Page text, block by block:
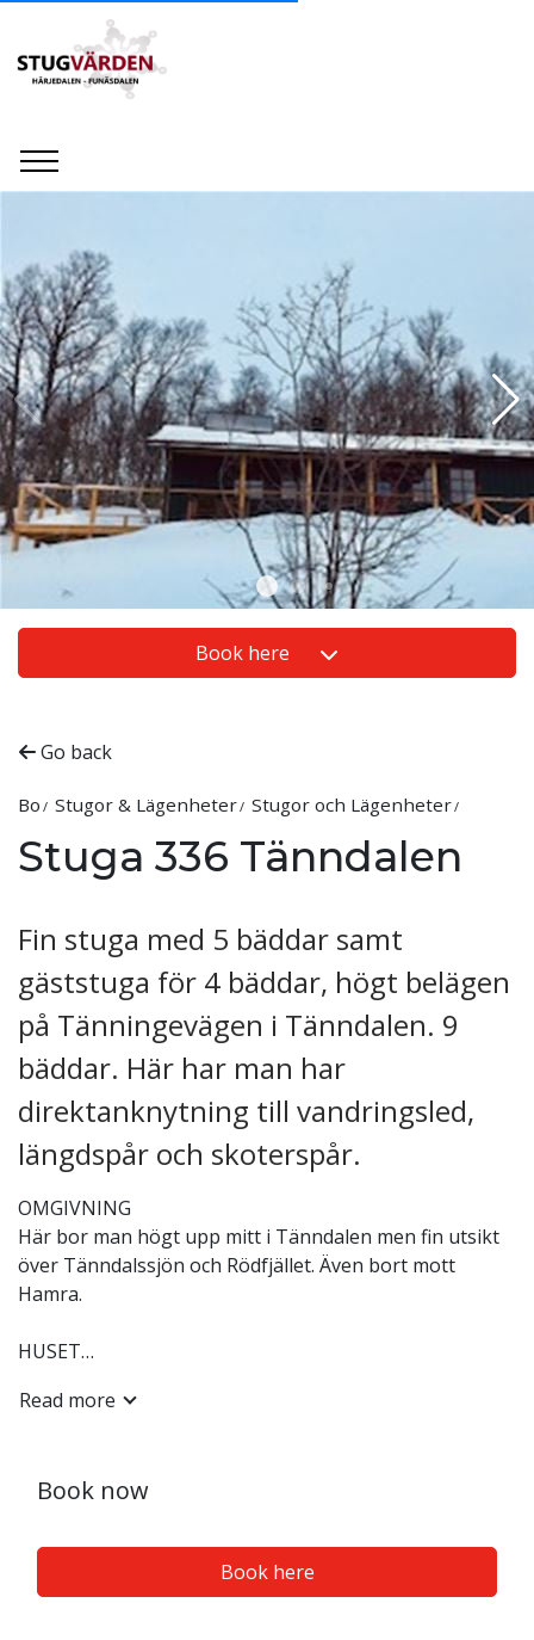
Book here
Go back
Bo Stugor & Lägenheter Stugor och Lägenheter
Stuga 336 Tänndalen
Fin stuga med 5 bäddar samt
gäststuga för 4 bäddar, högt belägen
på Tänningevägen i Tänndalen. 9
bäddar. Här har man har
direktanknytning till vandringsled,
längdspår och skoterspår.
OMGIVNING
Här bor man högt upp mitt i Tänndalen men fin utsikt
över Tänndalssjön och Rödfjället. Även bort mott
Hamra.
HUSET
kvm med 4 bäddar.
diskmaskin.
Sovrum 1: 1 dubbelsäng. Garderober och
Read more
Book now
Book here